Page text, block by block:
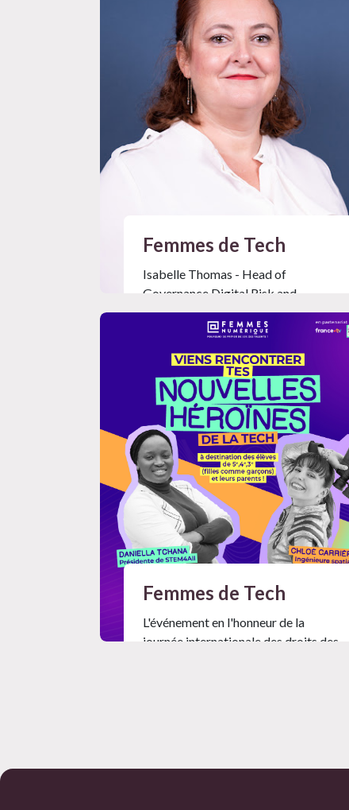
Femmes de Tech
Isabelle Thomas - Head of
Governance Digital Risk and
Compliance chez Decathlon Digital
Lire l'article
Femmes de Tech
L'événement en l'honneur de la
journée internationale des droits des